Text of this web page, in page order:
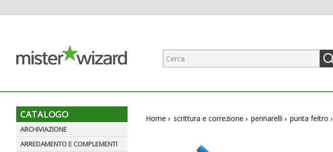
CATALOGO
ARCHIVIAZIONE
ARREDAMENTO E COMPLEMENTI
Home › scrittura e correzione › pennarelli › punta feltro ›